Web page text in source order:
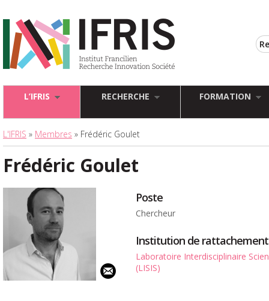
L’IFRIS RECHERCHE FORMATION
L'IFRIS » Membres » Frédéric Goulet
Frédéric Goulet
Poste
Chercheur
Institution de rattachement
Laboratoire Interdisciplinaire
(LISIS)